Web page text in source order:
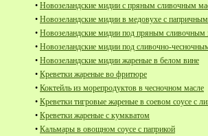
• Новозеландские мидии с пряным сливочным
• Новозеландские мидии в медовухе с
• Новозеландские мидии под пряным
• Новозеландские мидии под сливочно-
• Новозеландские мидии жареные в белом вине
• Креветки жареные во фритюре
• Коктейль из морепродуктов в чесночном масле
• Креветки тигровые жареные в соевом соусе с
• Креветки жареные с кумкватом
• Кальмары в овощном соусе с паприкой